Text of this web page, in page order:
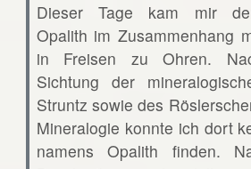
Dieser Tage kam mir
Opalith im Zusammenhang
in Freisen zu Ohren.
Sichtung der
Struntz sowie des
Mineralogie konnte ich dort
namens Opalith finden.